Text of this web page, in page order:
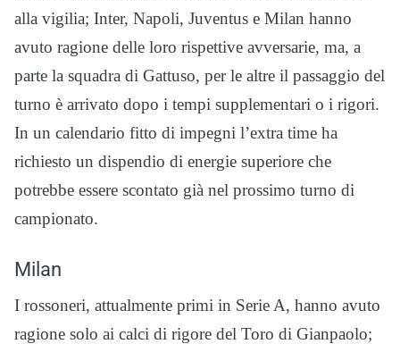
alla vigilia; Inter, Napoli, Juventus e Milan hanno
avuto ragione delle loro rispettive avversarie, ma, a
parte la squadra di Gattuso, per le altre il passaggio del
turno è arrivato dopo i tempi supplementari o i rigori.
In un calendario fitto di impegni l’extra time ha
richiesto un dispendio di energie superiore che
potrebbe essere scontato già nel prossimo turno di
campionato.
Milan
I rossoneri, attualmente primi in Serie A, hanno avuto
ragione solo ai calci di rigore del Toro di Gianpaolo;